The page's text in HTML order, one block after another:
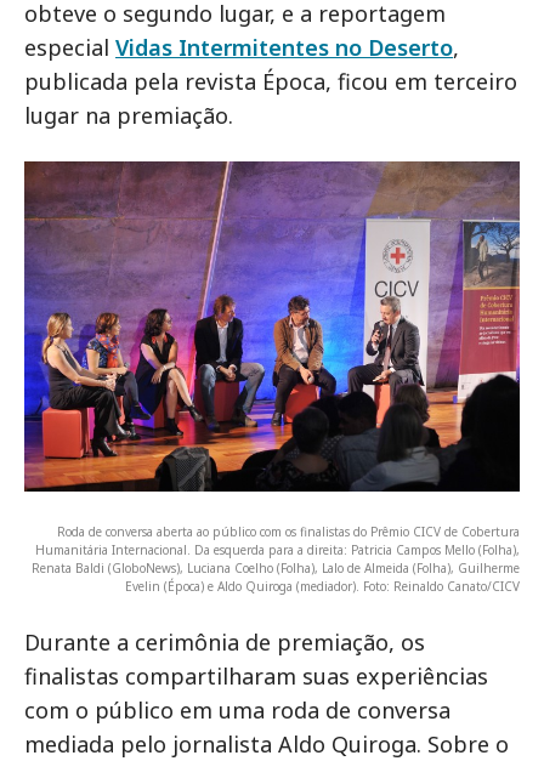
obteve o segundo lugar, e a reportagem
especial Vidas Intermitentes no Deserto,
publicada pela revista Época, ficou em terceiro
lugar na premiação.
Roda de conversa aberta ao público com os finalistas do Prêmio CICV de Cobertura
Humanitária Internacional. Da esquerda para a direita: Patricia Campos Mello (Folha),
Renata Baldi (GloboNews), Luciana Coelho (Folha), Lalo de Almeida (Folha), Guilherme
Evelin (Época) e Aldo Quiroga (mediador). Foto: Reinaldo Canato/CICV
Durante a cerimônia de premiação, os
finalistas compartilharam suas experiências
com o público em uma roda de conversa
mediada pelo jornalista Aldo Quiroga. Sobre o